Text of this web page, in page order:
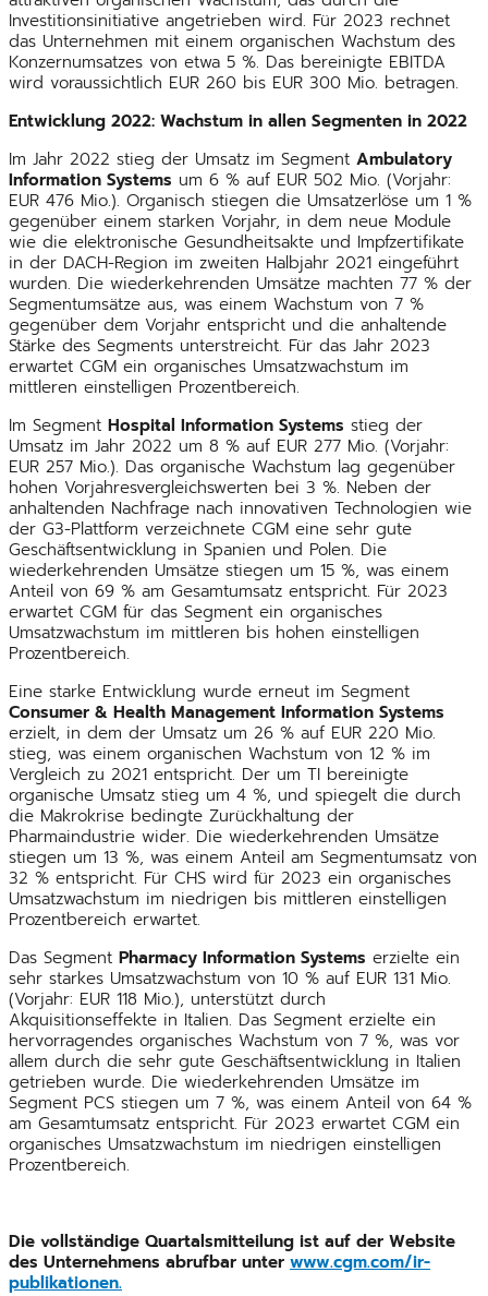
Investitionsinitiative angetrieben wird. Für 2023 rechnet
das Unternehmen mit einem organischen Wachstum des
Konzernumsatzes von etwa 5 %. Das bereinigte EBITDA
wird voraussichtlich EUR 260 bis EUR 300 Mio. betragen.
Entwicklung 2022: Wachstum in allen Segmenten in 2022
Im Jahr 2022 stieg der Umsatz im Segment Ambulatory
Information Systems um 6 % auf EUR 502 Mio. (Vorjahr:
EUR 476 Mio.). Organisch stiegen die Umsatzerlöse um 1 %
gegenüber einem starken Vorjahr, in dem neue Module
wie die elektronische Gesundheitsakte und Impfzertifikate
in der DACH-Region im zweiten Halbjahr 2021 eingeführt
wurden. Die wiederkehrenden Umsätze machten 77 % der
Segmentumsätze aus, was einem Wachstum von 7 %
gegenüber dem Vorjahr entspricht und die anhaltende
Stärke des Segments unterstreicht. Für das Jahr 2023
erwartet CGM ein organisches Umsatzwachstum im
mittleren einstelligen Prozentbereich.
Im Segment Hospital Information Systems stieg der
Umsatz im Jahr 2022 um 8 % auf EUR 277 Mio. (Vorjahr:
EUR 257 Mio.). Das organische Wachstum lag gegenüber
hohen Vorjahresvergleichswerten bei 3 %. Neben der
anhaltenden Nachfrage nach innovativen Technologien wie
der G3-Plattform verzeichnete CGM eine sehr gute
Geschäftsentwicklung in Spanien und Polen. Die
wiederkehrenden Umsätze stiegen um 15 %, was einem
Anteil von 69 % am Gesamtumsatz entspricht. Für 2023
erwartet CGM für das Segment ein organisches
Umsatzwachstum im mittleren bis hohen einstelligen
Prozentbereich.
Eine starke Entwicklung wurde erneut im Segment
Consumer & Health Management Information Systems
erzielt, in dem der Umsatz um 26 % auf EUR 220 Mio.
stieg, was einem organischen Wachstum von 12 % im
Vergleich zu 2021 entspricht. Der um TI bereinigte
organische Umsatz stieg um 4 %, und spiegelt die durch
die Makrokrise bedingte Zurückhaltung der
Pharmaindustrie wider. Die wiederkehrenden Umsätze
stiegen um 13 %, was einem Anteil am Segmentumsatz von
32 % entspricht. Für CHS wird für 2023 ein organisches
Umsatzwachstum im niedrigen bis mittleren einstelligen
Prozentbereich erwartet.
Das Segment Pharmacy Information Systems erzielte ein
sehr starkes Umsatzwachstum von 10 % auf EUR 131 Mio.
(Vorjahr: EUR 118 Mio.), unterstützt durch
Akquisitionseffekte in Italien. Das Segment erzielte ein
hervorragendes organisches Wachstum von 7 %, was vor
allem durch die sehr gute Geschäftsentwicklung in Italien
getrieben wurde. Die wiederkehrenden Umsätze im
Segment PCS stiegen um 7 %, was einem Anteil von 64 %
am Gesamtumsatz entspricht. Für 2023 erwartet CGM ein
organisches Umsatzwachstum im niedrigen einstelligen
Prozentbereich.
Die vollständige Quartalsmitteilung ist auf der Website
des Unternehmens abrufbar unter www.cgm.com/ir-
publikationen.